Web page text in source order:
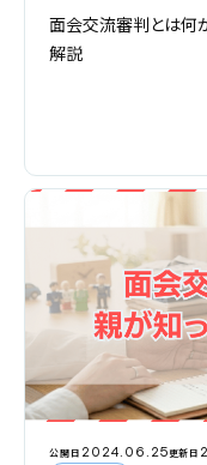
面会交流審判とは何
解説
公開日 2024.06.25更新日